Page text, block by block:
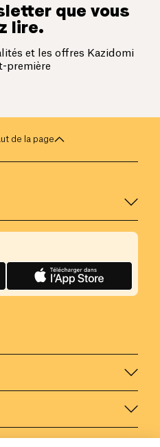
que vous
lire.
et les offres Kazidomi
première
de la page